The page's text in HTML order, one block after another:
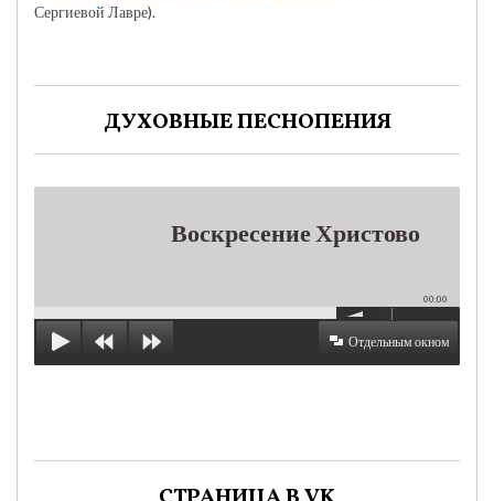
Сергиевой Лавре).
ДУХОВНЫЕ ПЕСНОПЕНИЯ
Воскресение Христово
00:00
Отдельным окном